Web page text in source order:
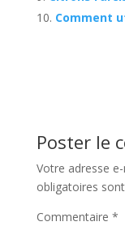
Comment
Poster le
Votre adresse
obligatoires
Commentaire *